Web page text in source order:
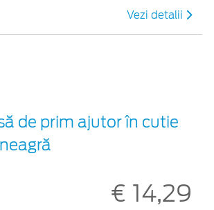
Vezi detalii
de prim ajutor în cutie
€ 14,29